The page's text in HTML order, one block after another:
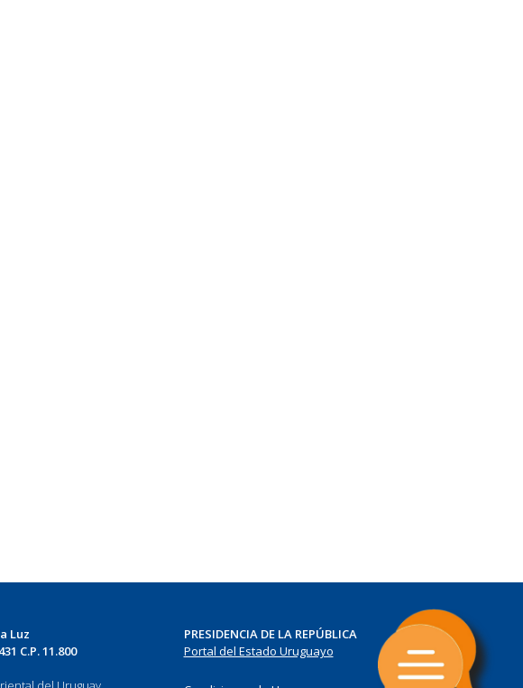
Luz
C.P. 11.800
PRESIDENCIA DE LA REPÚBLICA
Portal del Estado Uruguayo